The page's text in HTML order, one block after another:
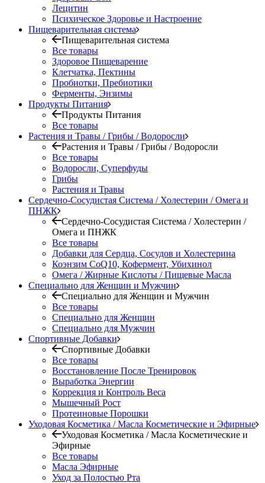
Лецитин
Психическое Здоровье и Настроение
Пищеварительная система
Пищеварительная система
Все товары
Здоровое Пищеварение
Клетчатка, Пектины
Пробиотки, Пребиотики
Ферменты, Энзимы
Продукты Питания
Продукты Питания
Все товары
Растения и Травы / Грибы / Водоросли
Растения и Травы / Грибы / Водоросли
Все товары
Водоросли, Суперфуды
Грибы
Растения и Травы
Сердечно-Сосудистая Система / Холестерин / Омега и
ПНЖК
Сердечно-Сосудистая Система / Холестерин /
Омега и ПНЖК
Все товары
Добавки для Сердца, Сосудов и Холестерина
Коэнзим CoQ10, Кофермент, Убихинол
Омега / Жирные Кислоты / Пищевые Масла
Специально для Женщин и Мужчин
Специально для Женщин и Мужчин
Все товары
Специально для Женщин
Специально для Мужчин
Спортивные Добавки
Спортивные Добавки
Все товары
Восстановление После Тренировок
Выработка Энергии
Коррекция и Контроль Веса
Мышечный Рост
Протеиновые Порошки
Уходовая Косметика / Масла Косметические и Эфирные
Уходовая Косметика / Масла Косметические и
Эфирные
Все товары
Масла Эфирные
Уход за Полостью Рта